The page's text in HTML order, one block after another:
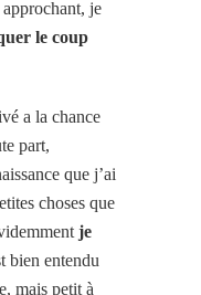
je
le coup
a la chance
part,
que j’ai
choses que
je
bien entendu
mais petit à